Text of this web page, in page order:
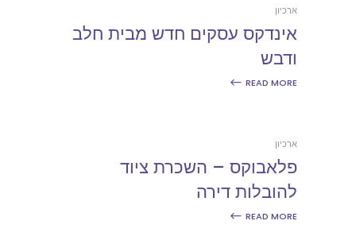
ארכיון
אינדקס עסקים חדש מבית חלב
ודבש
READ MORE
ארכיון
פלאבוקס – השכרת ציוד
להובלות דירה
READ MORE